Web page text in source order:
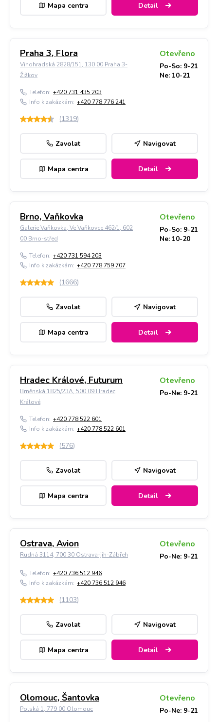
Mapa centra Detail
Praha 3, Flora
Vinohradská 2828/151, 130 00 Praha 3-
Žižkov
Otevřeno
Po-So: 9-21
Ne: 10-21
Telefon: +420 731 435 203
Info k zakázkám: +420 778 776 241
(1319)
Zavolat Navigovat
Mapa centra Detail
Brno, Vaňkovka
Galerie Vaňkovka, Ve Vaňkovce 462/1, 602
00 Brno-střed
Otevřeno
Po-So: 9-21
Ne: 10-20
Telefon: +420 731 594 203
Info k zakázkám: +420 778 759 707
(1666)
Zavolat Navigovat
Mapa centra Detail
Hradec Králové, Futurum
Brněnská 1825/23A, 500 09 Hradec
Králové
Otevřeno
Po-Ne: 9-21
Telefon: +420 778 522 601
Info k zakázkám: +420 778 522 601
(576)
Zavolat Navigovat
Mapa centra Detail
Ostrava, Avion
Rudná 3114, 700 30 Ostrava-jih-Zábřeh
Otevřeno
Po-Ne: 9-21
Telefon: +420 736 512 946
Info k zakázkám: +420 736 512 946
(1103)
Zavolat Navigovat
Mapa centra Detail
Olomouc, Šantovka
Polská 1, 779 00 Olomouc
Otevřeno
Po-Ne: 9-21